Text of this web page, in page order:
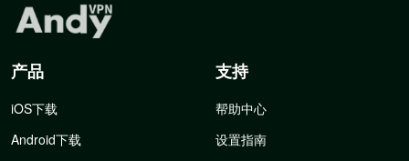
产品
iOS下载
Android下载
支持
帮助中心
设置指南